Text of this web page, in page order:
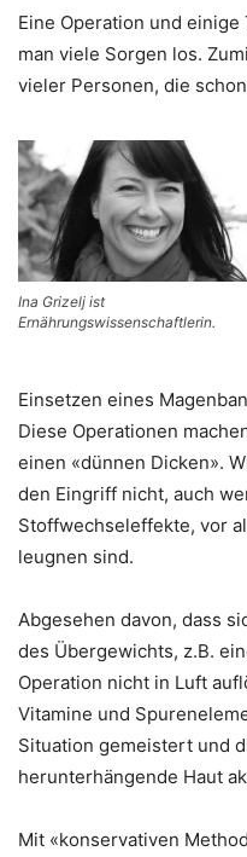
Eine Operation und
man viele Sorgen los.
vieler Personen, die
Ina Grizelj ist
Ernährungswissenschaftlerin.
Einsetzen eines
Diese Operationen
einen «dünnen Dicken».
den Eingriff nicht, auch
Stoffwechseleffekte, vor
leugnen sind.
Abgesehen davon, dass
des Übergewichts, z.B.
Operation nicht in Luft
Vitamine und
Situation gemeistert und
herunterhängende Haut
Mit «konservativen